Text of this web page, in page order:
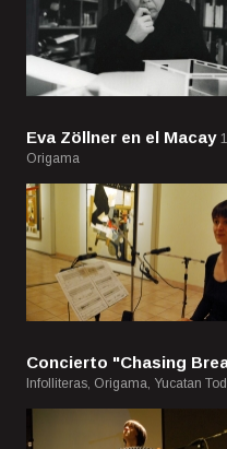
Eva Zöllner en el Macay
Origama
Concierto "Chasing
Infolliteras, Origama, Yucatan